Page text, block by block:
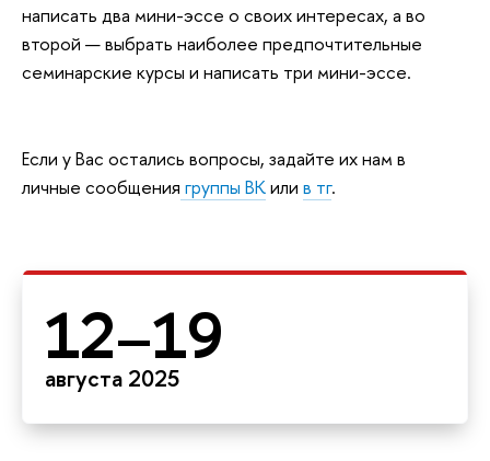
написать два мини-эссе о своих интересах, а во
второй — выбрать наиболее предпочтительные
семинарские курсы и написать три мини-эссе.
Если у Вас остались вопросы, задайте их нам в
личные сообщения группы ВКили в тг.
12–19
августа 2025